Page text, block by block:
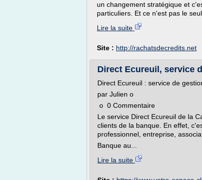
un changement stratégique et
particuliers. Et ce n'est pas le seul
Lire la suite
Site : http://rachatsdecredits.net
Direct Ecureuil, service
Direct Ecureuil : service de
par Julien o
o 0 Commentaire
Le service Direct Ecureuil de la
clients de la banque. En effet,
professionnel, entreprise,
Banque au...
Lire la suite